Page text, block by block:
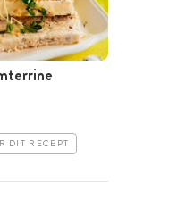
DIT RECEPT